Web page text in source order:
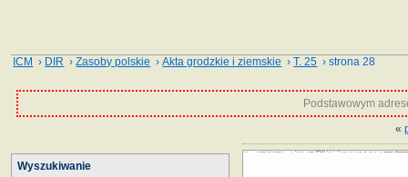
ICM › DIR ›Zasoby polskie ›Akta grodzkie i ziemskie ›T. 25 › strona 28
Podstawowym
«
Wyszukiwanie